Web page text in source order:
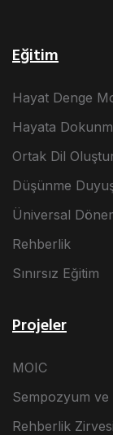
Eğitim
Hayat Denge
Hayata
Ortak Dil
Düşünme
Üniversal
Rehberlik
Sınırsız Eğitim
Projeler
MOIC
Sempozyum ve
Rehberlik Zirvesi